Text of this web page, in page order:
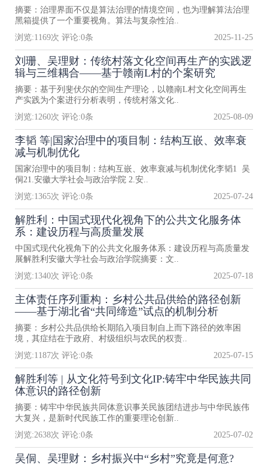
摘要：治理界面不仅是算法治理的情境空间，也为理解算法治理
黑箱提供了一个重要视角。算法与复杂性治..
浏览:1169次 评论:0条 2025-11-25
刘珊、吴理财：传统村落文化空间再生产的实践逻
辑与三维耦合——基于赣南L村的个案研究
摘要：基于列斐伏尔的空间生产理论，以赣南L村文化空间再生
产实践为个案进行分析表明，传统村落文化..
浏览:1260次 评论:0条 2025-08-09
李韬 等|国家治理中的项目制：结构互嵌、效率衰
减与机制优化
国家治理中的项目制：结构互嵌、效率衰减与机制优化李韬1 吴
侗21.安徽大学社会与政治学院 2.安..
浏览:1365次 评论:0条 2025-07-24
解胜利：中国式现代化视角下的公共文化服务体
系：建设历程与高质量发展
中国式现代化视角下的公共文化服务体系：建设历程与高质量发
展解胜利安徽大学社会与政治学院摘要：文..
浏览:1340次 评论:0条 2025-07-18
主体责任序列重构：乡村公共品供给的路径创新
——基于湖北省“共同缔造”试点的机制分析
摘要：乡村公共品供给长期陷入项目制自上而下路径的效率困
境，其症结在于政府、村级组织与农民的权责..
浏览:1187次 评论:0条 2025-07-15
解胜利等 | 从文化符号到文化IP:铸牢中华民族共同
体意识的路径创新
摘要：铸牢中华民族共同体意识事关民族团结进步与中华民族伟
大复兴，是新时代民族工作的重要理论创新..
浏览:2638次 评论:0条 2025-07-02
吴侗、吴理财：乡村振兴中“乡村”究竟是何意?